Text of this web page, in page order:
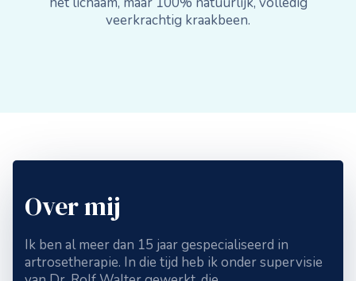
veerkrachtig kraakbeen.
Over mij
Ik ben al meer dan 15 jaar gespecialiseerd in
artrosetherapie. In die tijd heb ik onder supervisie